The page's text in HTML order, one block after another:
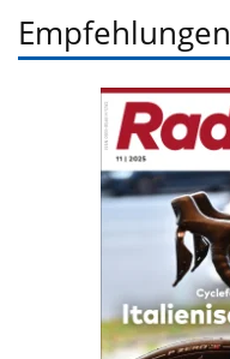
Empfehlungen